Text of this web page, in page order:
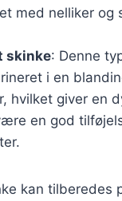
med nelliker og
skinke: Denne
i en
hvilket giver en
en god
kan tilberedes